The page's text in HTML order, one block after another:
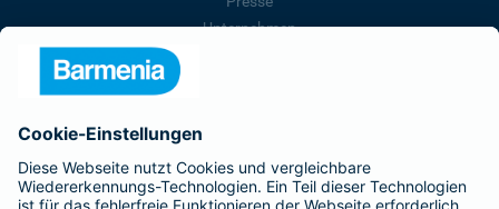
Unternehmen
Affiliate-Partner werden
Kranken-Zusatzversicherung